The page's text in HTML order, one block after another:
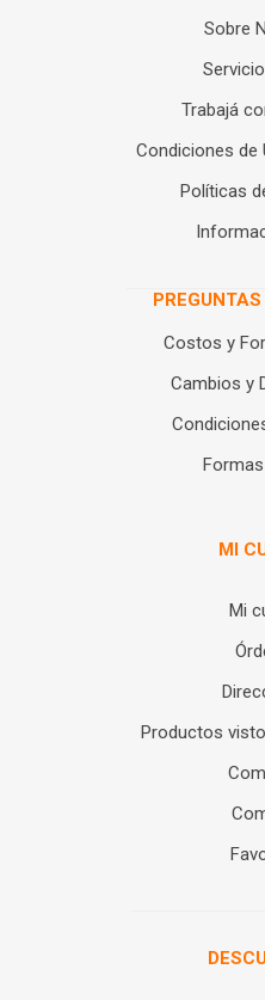
Sobre
Trabajá
Condiciones de
Políticas
Costos y
Cambios y
MI
Mi
Productos